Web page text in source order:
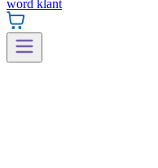
word klant